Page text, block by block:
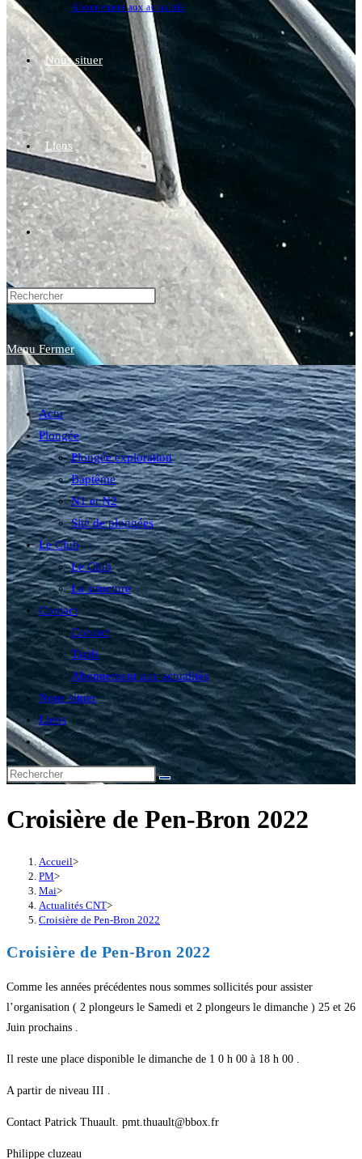
Abonnement aux actualités
Nous situer
Liens
Toggle
website
search
Menu Fermer
Actu
Plongée
Plongée exploration
Baptême
N1 et N2
Site de plongées
Le Club
Le Club
La structure
Contact
Contact
Tarifs
Abonnement aux actualités
Nous situer
Liens
Toggle
website
search
Croisière de Pen-Bron 2022
Accueil>
PM>
Mai>
Actualités CNT>
Croisière de Pen-Bron 2022
Croisière de Pen-Bron 2022
Comme les années précédentes nous sommes sollicités pour assister
l’organisation ( 2 plongeurs le Samedi et 2 plongeurs le dimanche ) 25 et 26
Juin prochains .
Il reste une place disponible le dimanche de 1 0 h 00 à 18 h 00 .
A partir de niveau III .
Contact Patrick Thuault. pmt.thuault@bbox.fr
Philippe cluzeau